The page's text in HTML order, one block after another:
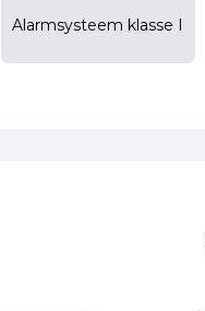
Alarmsysteem klasse I